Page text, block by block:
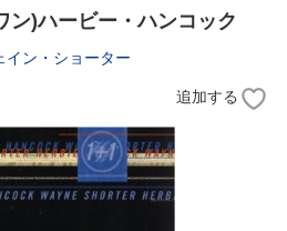
ン)ハービー・ハンコック
イン・ショーター
追加する